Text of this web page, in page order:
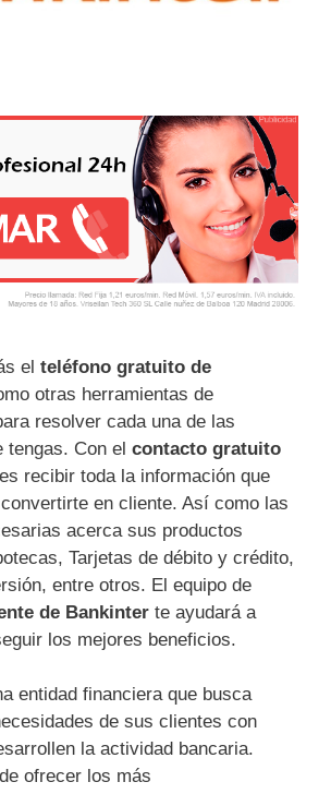
el teléfono gratuito de
otras herramientas de
resolver cada una de las
tengas. Con el contacto gratuito
recibir toda la información que
en cliente. Así como las
acerca sus productos
Tarjetas de débito y crédito,
entre otros. El equipo de
de Bankinter te ayudará a
los mejores beneficios.
entidad financiera que busca
de sus clientes con
la actividad bancaria.
ofrecer los más